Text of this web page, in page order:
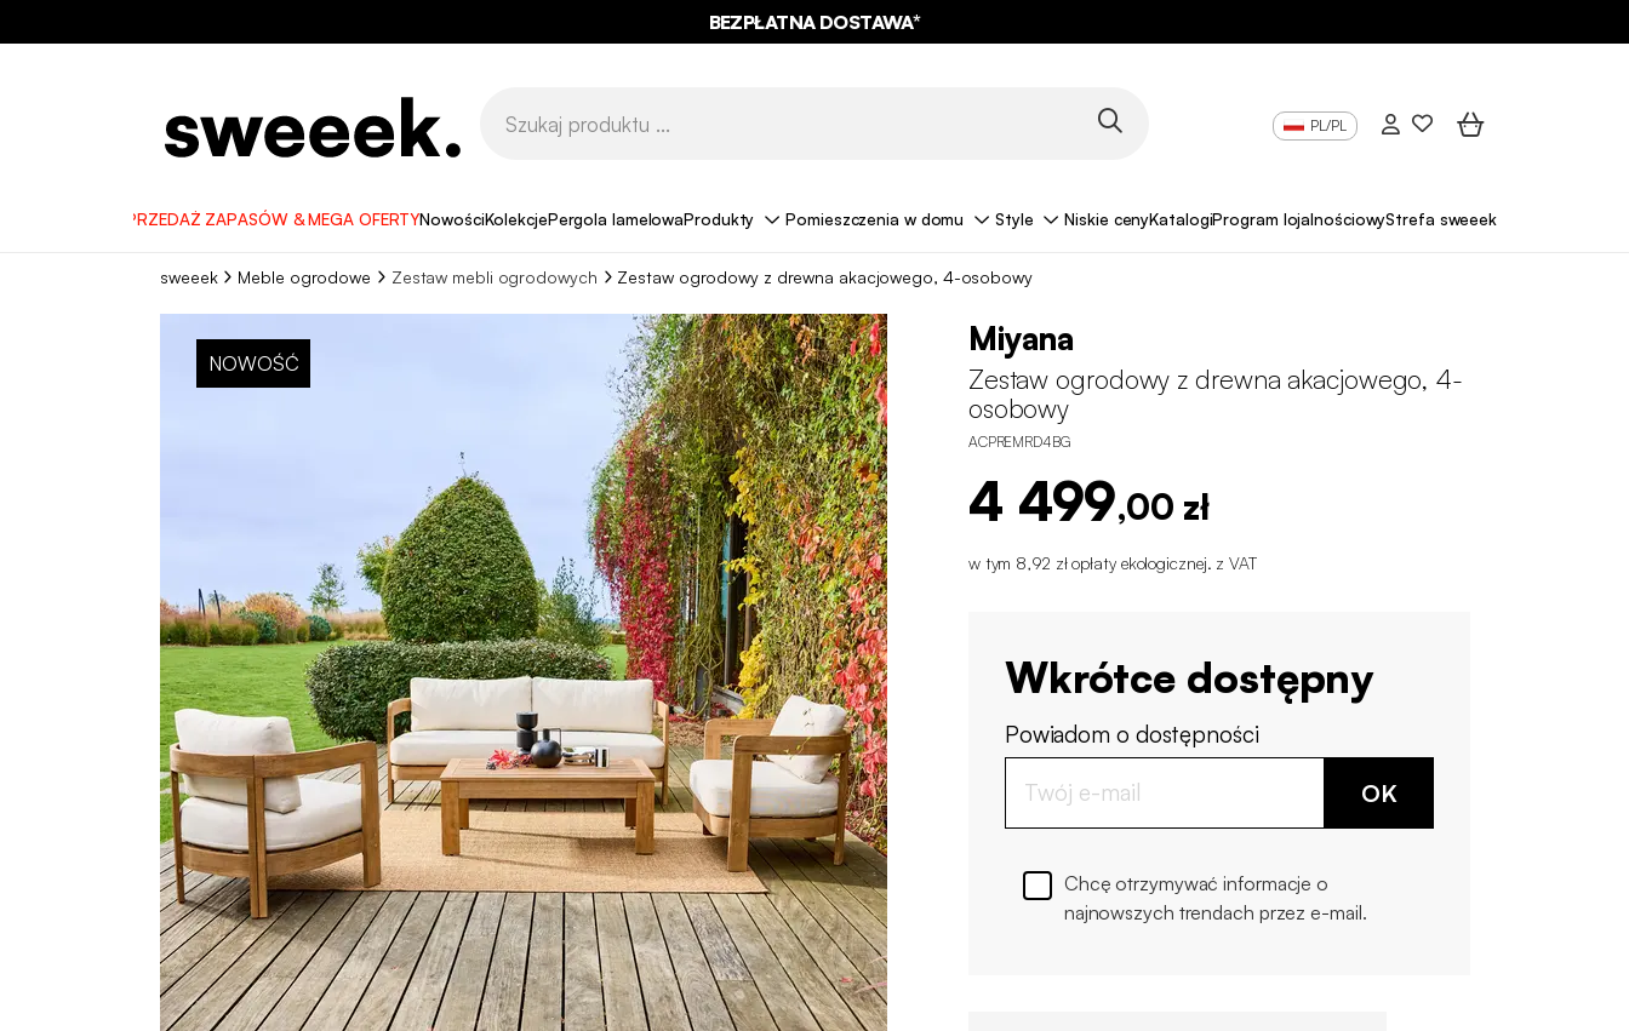
BEZPŁATNA DOSTAWA*
PL/PL
WYPRZEDAŻ ZAPASÓW & MEGA OFERTYNowościKolekcjePergola lamelowaProdukty Pomieszczenia w domu Style Niskie cenyKatalogiProgram lojalnościowyStrefa sweeek Pro
sweeek Meble ogrodowe Zestaw mebli ogrodowych Zestaw ogrodowy z drewna akacjowego, 4-osobowy
NOWOŚĆ
Miyana
Zestaw ogrodowy z drewna akacjowego, 4-
osobowy
ACPREMRD4BG
4 499,00 zł
w tym 8,92 zł opłaty ekologicznej. z VAT
Wkrótce dostępny
Powiadom o dostępności
OK
Chcę otrzymywać informacje o
najnowszych trendach przez e-mail.